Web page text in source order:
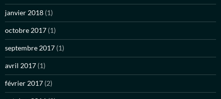
janvier 2018 (1)
octobre 2017 (1)
septembre 2017 (1)
avril 2017 (1)
février 2017 (2)